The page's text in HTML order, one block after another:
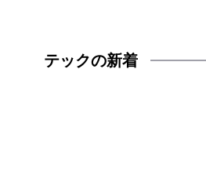
テックの新着